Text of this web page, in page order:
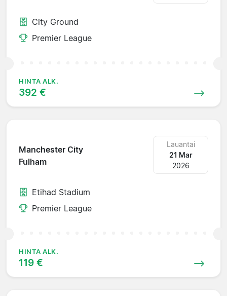
City Ground
Premier League
HINTA ALK.
392 €
Manchester City
Fulham
Lauantai
21 Mar
2026
Etihad Stadium
Premier League
HINTA ALK.
119 €